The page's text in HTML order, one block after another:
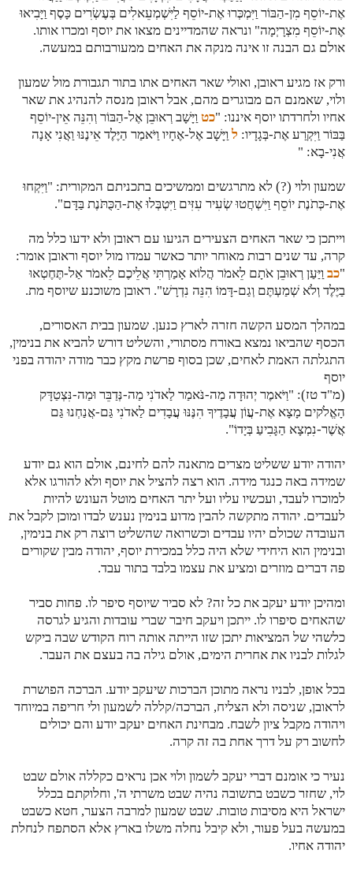
אֶת-יוֹסֵף מִן-הַבּוֹר וַיִּמְכְּרוּ אֶת-יוֹסֵף לַיִּשְׁמְעֵאלִים בְּעֶשְׂרִים כָּסֶף וַיָּבִיאוּ
אֶת-יוֹסֵף מִצְרָיְמָה" ונראה שהמדיינים מצאו את יוסף ומכרו אותו.
אולם גם הבנה זו אינה מנקה את האחים ממעורבותם במעשה.
ורק אז מגיע ראובן, ואולי שאר האחים אתו בתור תגבורת מול שמעון
ולוי, שאמנם הם מבוגרים מהם, אבל ראובן מנסה להנהיג את שאר
אחיו ולחרדתו יוסף איננו: "כט וַיָּשָׁב רְאוּבֵן אֶל-הַבּוֹר וְהִנֵּה אֵין-יוֹסֵף
בַּבּוֹר וַיִּקְרַע אֶת-בְּגָדָיו: לוַיָּשָׁב אֶל-אֶחָיו וַיֹּאמַר הַיֶּלֶד אֵינֶנּוּ וַאֲנִי אָנָה
אֲנִי-בָא: "
שמעון ולוי (?) לא מתרגשים וממשיכים בתכניתם המקורית: "וַיִּקְחוּ
אֶת-כְּתֹנֶת יוֹסֵף וַיִּשְׁחֲטוּ שְׂעִיר עִזִּים וַיִּטְבְּלוּ אֶת-הַכֻּתֹּנֶת בַּדָּם".
וייתכן כי שאר האחים הצעירים הגיעו עם ראובן ולא ידעו כלל מה
קרה, עד שנים רבות מאוחר יותר כאשר עמדו מול יוסף וראובן אומר:
"כב וַיַּעַן רְאוּבֵן אֹתָם לֵאמֹר הֲלוֹא אָמַרְתִּי אֲלֵיכֶם לֵאמֹר אַל-תֶּחֶטְאוּ
בַיֶּלֶד וְלֹא שְׁמַעְתֶּם וְגַם-דָּמוֹ הִנֵּה נִדְרָשׁ". ראובן משוכנע שיוסף מת.
במהלך המסע הקשה חזרה לארץ כנען. שמעון בבית האסורים,
הכסף שהביאו נמצא באורח מסתורי, והשליט דורש להביא את בנימין,
התגלתה האמת לאחים, שכן בסוף פרשת מקץ כבר מודה יהודה בפני
יוסף
(מ"ד טז): "וַיֹּאמֶר יְהוּדָה מַה-נֹּאמַר לַאדֹנִי מַה-נְּדַבֵּר וּמַה-נִּצְטַדָּק
הָאֱלֹקים מָצָא אֶת-עֲוֹן עֲבָדֶיךָ הִנֶּנּוּ עֲבָדִים לַאדֹנִי גַּם-אֲנַחְנוּ גַּם
אֲשֶׁר-נִמְצָא הַגָּבִיעַ בְּיָדוֹ".
יהודה יודע ששליט מצרים מתאנה להם לחינם, אולם הוא גם יודע
שמידה באה כנגד מידה. הוא רצה להציל את יוסף ולא להורגו אלא
למוכרו לעבד, ועכשיו עליו ועל יתר האחים מוטל העונש להיות
לעבדים. יהודה מתקשה להבין מדוע בנימין נענש לבדו ומוכן לקבל את
העובדה שכולם יהיו עבדים וכשרואה שהשליט רוצה רק את בנימין,
ובנימין הוא היחידי שלא היה כלל במכירת יוסף, יהודה מבין שקורים
פה דברים מוזרים ומציע את עצמו בלבד בתור עבד.
ומהיכן יודע יעקב את כל זה? לא סביר שיוסף סיפר לו. פחות סביר
שהאחים סיפרו לו. ייתכן ויעקב חיבר שברי עובדות והגיע לגרסה
כלשהי של המציאות יתכן שזו הייתה אותה רוח הקודש שבה ביקש
לגלות לבניו את אחרית הימים, אולם גילה בה בעצם את העבר.
בכל אופן, לבניו נראה מתוכן הברכות שיעקב יודע. הברכה הפושרת
לראובן, שניסה ולא הצליח, הברכה/קללה לשמעון ולי חריפה במיוחד
ויהודה מקבל ציון לשבח. מבחינת האחים יעקב יודע והם יכולים
לחשוב רק על דרך אחת בה זה קרה.
נעיר כי אומנם דברי יעקב לשמון ולוי אכן נראים כקללה אולם שבט
לוי, שחזר כשבט בתשובה נהיה שבט משרתי ה', וחלוקתם בכלל
ישראל היא מסיבות טובות. שבט שמעון למרבה הצער, חטא כשבט
במעשה בעל פעור, ולא קיבל נחלה משלו בארץ אלא הסתפח לנחלת
יהודה אחיו.